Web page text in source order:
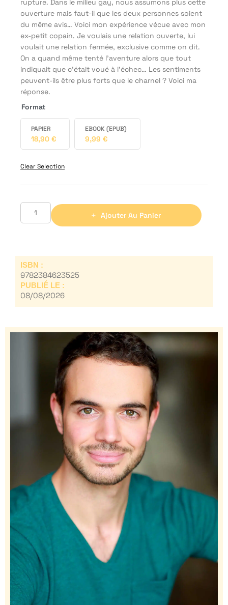
rupture. Dans le milieu gay, nous assumons plus cette
ouverture mais faut-il que les deux personnes soient
du même avis… Voici mon expérience vécue avec mon
ex-petit copain. Je voulais une relation ouverte, lui
voulait une relation fermée, exclusive comme on dit.
On a quand même tenté l’aventure alors que tout
indiquait que c’était voué à l’échec… Les sentiments
peuvent-ils être plus forts que le charnel ? Voici ma
réponse.
Format
PAPIER
18,90 €
EBOOK (EPUB)
9,99 €
Clear Selection
Ajouter Au Panier
ISBN :
9782384623525
PUBLIÉ LE :
08/08/2026